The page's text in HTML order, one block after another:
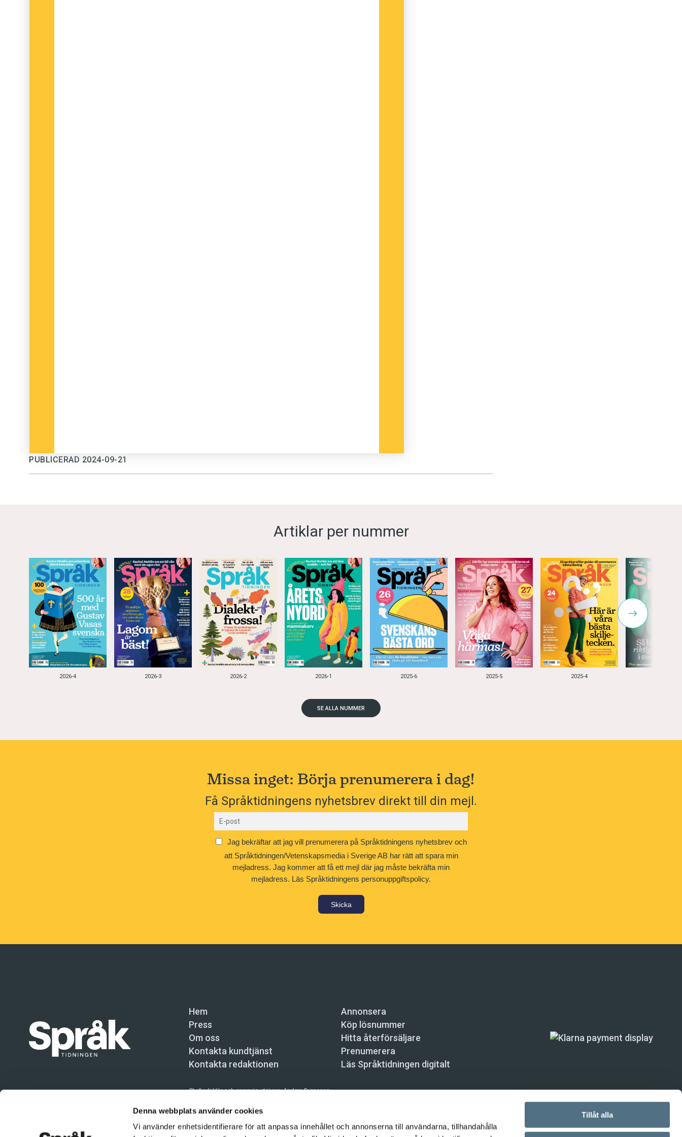
Denna webbplats använder cookies
Vi använder enhetsidentifierare för att anpassa innehållet och annonserna till användarna, tillhandahålla
Tillåt alla
PUBLICERAD 2024-09-21
Artiklar per nummer
2026-4 2026-3 2026-2 2026-1 2025-6 2025-5 2025-4
SE ALLA NUMMER
Missa inget: Börja prenumerera i dag!
Få Språktidningens nyhetsbrev direkt till din mejl.
Jag bekräftar att jag vill prenumerera på Språktidningens nyhetsbrev och
att Språktidningen/Vetenskapsmedia i Sverige AB har rätt att spara min
mejladress. Jag kommer att få ett mejl där jag måste bekräfta min
mejladress. Läs Språktidningens personuppgiftspolicy.
Skicka
Hem
Annonsera
Press
Köp lösnummer
Om oss
Hitta återförsäljare
Kontakta kundtjänst
Prenumerera
Kontakta redaktionen
Läs Språktidningen digitalt
Chefredaktör och ansvarig utgivare:Anders Svensson
Språktidningen, Skeppsbron 34, 111 30 Stockholm,
Kundtjänst och prenumeration: 08-121 062 34 (vardagar 8–17),kundtjanst@spraktidningen.se